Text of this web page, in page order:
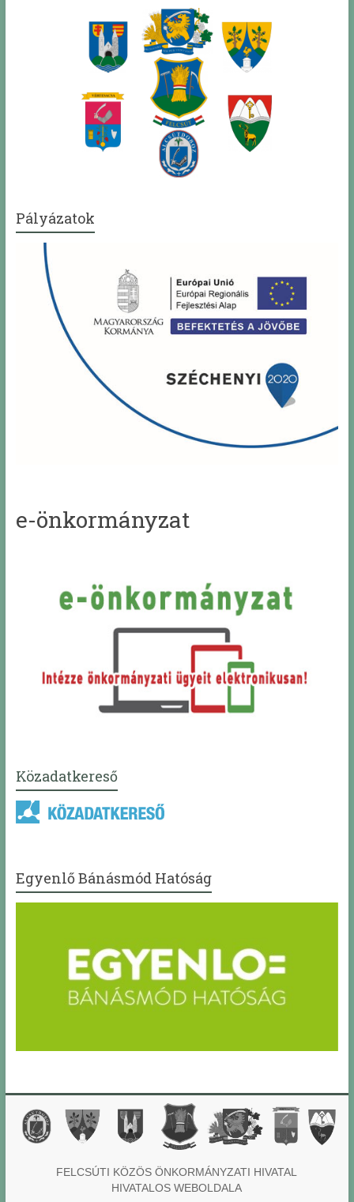
Pályázatok
e-önkormányzat
Közadatkereső
Egyenlő Bánásmód Hatóság
FELCSÚTI KÖZÖS ÖNKORMÁNYZATI HIVATAL
HIVATALOS WEBOLDALA